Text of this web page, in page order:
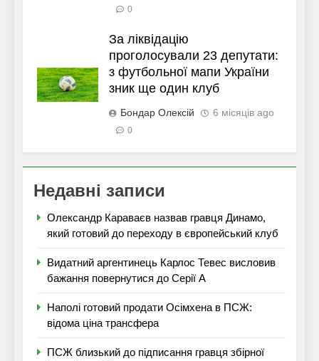
0
За ліквідацію
проголосували 23 депутати:
з футбольної мапи України
зник ще один клуб
Бондар Олексій 6 місяців ago
0
Недавні записи
Олександр Караваєв назвав гравця Динамо,
який готовий до переходу в європейський клуб
Видатний аргентинець Карлос Тевес висловив
бажання повернутися до Серії А
Наполі готовий продати Осімхена в ПСЖ:
відома ціна трансфера
ПСЖ близький до підписання гравця збірної